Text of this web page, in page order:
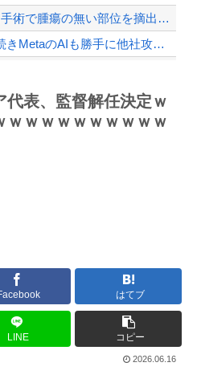
Powered by livedoor 相互RSS
京大病院、脳腫瘍摘出手術で腫瘍の無い部位を摘出してしまう 手術ミスで50代女性患...
OpenAI、Anthropicに続きMetaのAIも勝手に他社攻撃 嘘ξけど何...
【動画】自動ドアの仕組みを理解した富山のツバメが賢い。
Powered by livedoor 相互RSS
代表、監督解任決定ｗ
ｗｗｗｗｗｗｗｗｗｗ
はてブ
LINE コピー
2026.06.16